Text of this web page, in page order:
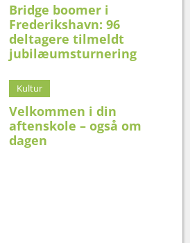
Bridge boomer i
Frederikshavn: 96
deltagere tilmeldt
jubilæumsturnering
Kultur
Velkommen i din
aftenskole – også om
dagen